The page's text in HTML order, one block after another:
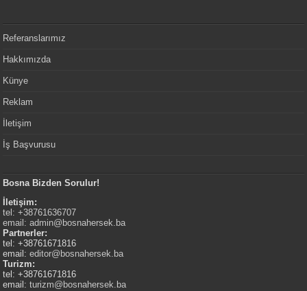
Referanslarımız
Hakkımızda
Künye
Reklam
İletişim
İş Başvurusu
Bosna Bizden Sorulur!
İletişim:
tel: +38761636707
email:admin@bosnahersek.ba
Partnerler:
tel: +38761671816
email:editor@bosnahersek.ba
Turizm:
tel: +38761671816
email:turizm@bosnahersek.ba